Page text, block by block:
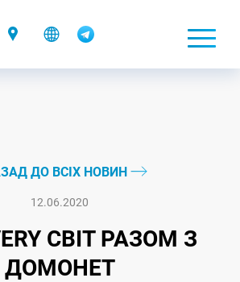
ДО ВСІХ НОВИН
12.06.2020
СВІТ РАЗОМ З
ДОМОНЕТ